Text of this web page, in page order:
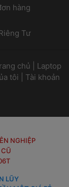
hàng
Tư
chủ
Laptop
tôi
Tài khoản
NGHIỆP
LŨY